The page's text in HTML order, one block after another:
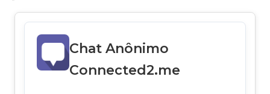
Chat Anônimo
Connected2.me